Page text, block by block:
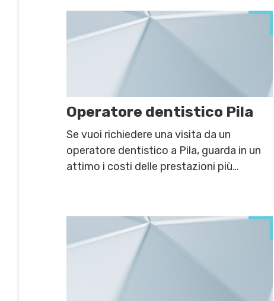
Operatore dentistico Pila
Se vuoi richiedere una visita da un
operatore dentistico a Pila, guarda in un
attimo i costi delle prestazioni più